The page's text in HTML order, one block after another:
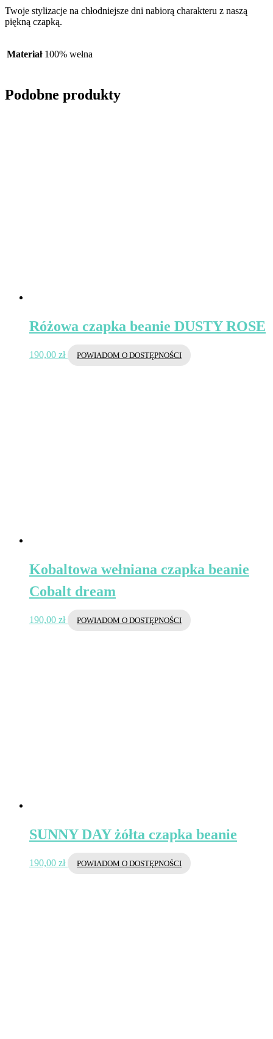
Twoje stylizacje na chłodniejsze dni nabiorą charakteru z naszą
piękną czapką.
Materiał 100% wełna
Podobne produkty
Różowa czapka beanie DUSTY ROSE
190,00 zł POWIADOM O DOSTĘPNOŚCI
Kobaltowa wełniana czapka beanie
Cobalt dream
190,00 zł POWIADOM O DOSTĘPNOŚCI
SUNNY DAY żółta czapka beanie
190,00 zł POWIADOM O DOSTĘPNOŚCI